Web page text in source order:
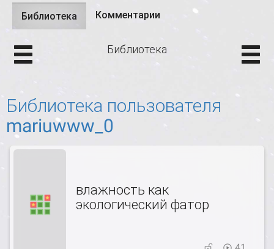
Главные вкладки
Библиотека (активная
вкладка)
Комментарии
Библиотека
Библиотека пользователя
mariuwww_0
влажность как
экологический фатор